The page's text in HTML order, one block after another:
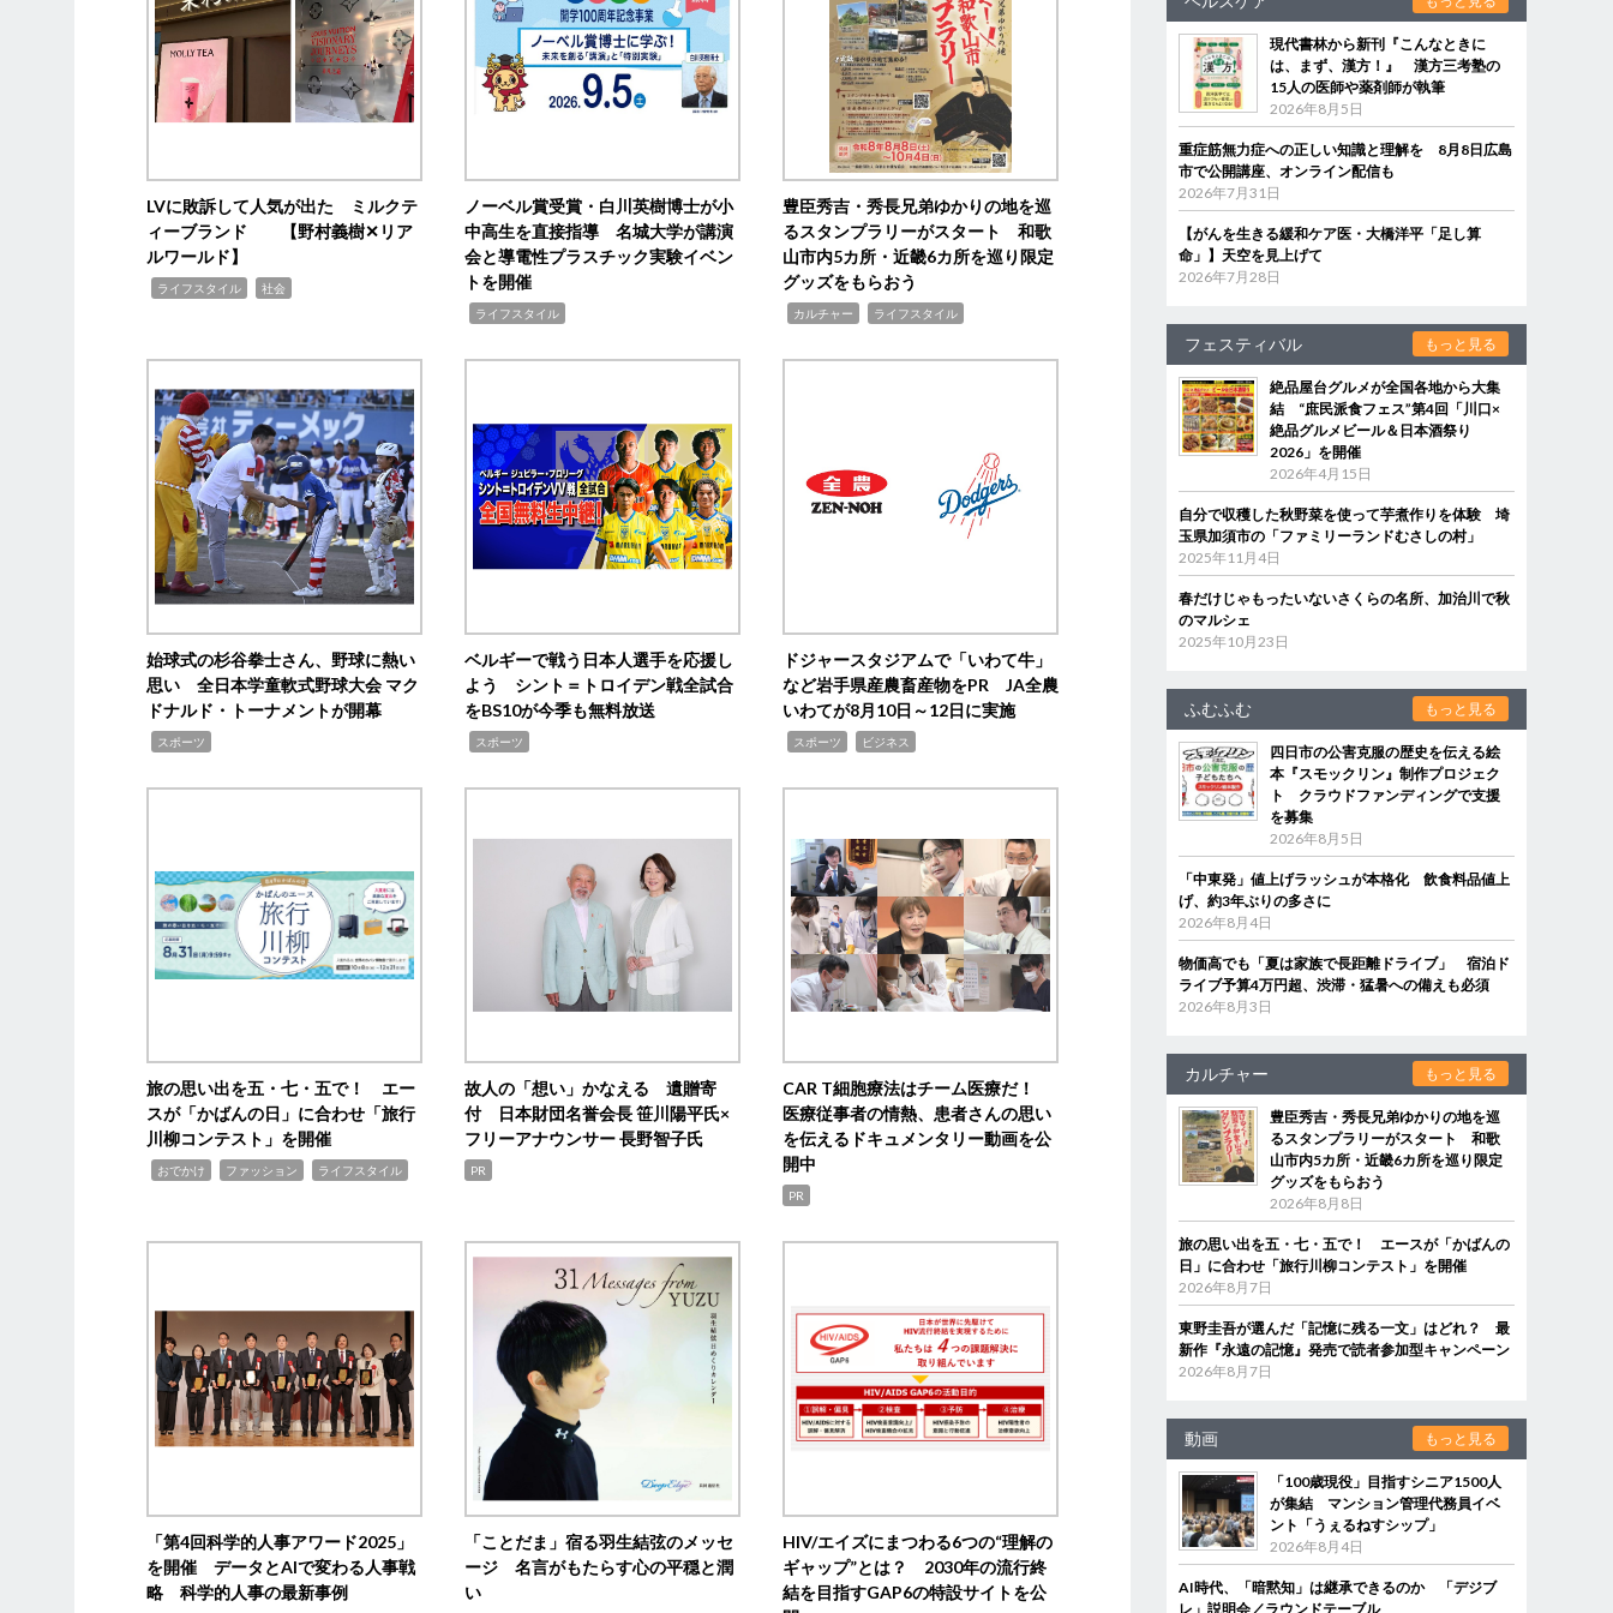
LVに敗訴して人気が出た ミルクテ
ィーブランド 【野村義樹✕リア
ルワールド】
ライフスタイル 社会
ノーベル賞受賞・白川英樹博士が小
中高生を直接指導 名城大学が講演
会と導電性プラスチック実験イベン
トを開催
ライフスタイル
豊臣秀吉・秀長兄弟ゆかりの地を巡
るスタンプラリーがスタート 和歌
山市内5カ所・近畿6カ所を巡り限定
グッズをもらおう
カルチャー ライフスタイル
始球式の杉谷拳士さん、野球に熱い
思い 全日本学童軟式野球大会 マク
ドナルド・トーナメントが開幕
スポーツ
ベルギーで戦う日本人選手を応援し
よう シント＝トロイデン戦全試合
をBS10が今季も無料放送
スポーツ
ドジャースタジアムで「いわて牛」
など岩手県産農畜産物をPR JA全農
いわてが8月10日～12日に実施
スポーツ ビジネス
旅の思い出を五・七・五で！ エー
スが「かばんの日」に合わせ「旅行
川柳コンテスト」を開催
おでかけ ファッション ライフスタイル
故人の「想い」かなえる 遺贈寄
付 日本財団名誉会長 笹川陽平氏×
フリーアナウンサー 長野智子氏
PR
CAR T細胞療法はチーム医療だ！
医療従事者の情熱、患者さんの思い
を伝えるドキュメンタリー動画を公
開中
PR
「第4回科学的人事アワード2025」
を開催 データとAIで変わる人事戦
略 科学的人事の最新事例
「ことだま」宿る羽生結弦のメッセ
ージ 名言がもたらす心の平穏と潤
い
HIV/エイズにまつわる6つの“理解の
ギャップ”とは？ 2030年の流行終
結を目指すGAP6の特設サイトを公
現代書林から新刊『こんなときに
は、まず、漢方！』 漢方三考塾の
15人の医師や薬剤師が執筆
2026年8月5日
重症筋無力症への正しい知識と理解を 8月8日広島
市で公開講座、オンライン配信も
2026年7月31日
【がんを生きる緩和ケア医・大橋洋平「足し算
命」】天空を見上げて
2026年7月28日
フェスティバル もっと見る
絶品屋台グルメが全国各地から大集
結 “庶民派食フェス”第4回「川口×
絶品グルメビール＆日本酒祭り
2026」を開催
2026年4月15日
自分で収穫した秋野菜を使って芋煮作りを体験 埼
玉県加須市の「ファミリーランドむさしの村」
2025年11月4日
春だけじゃもったいないさくらの名所、加治川で秋
のマルシェ
2025年10月23日
ふむふむ もっと見る
四日市の公害克服の歴史を伝える絵
本『スモックリン』制作プロジェク
ト クラウドファンディングで支援
を募集
2026年8月5日
「中東発」値上げラッシュが本格化 飲食料品値上
げ、約3年ぶりの多さに
2026年8月4日
物価高でも「夏は家族で長距離ドライブ」 宿泊ド
ライブ予算4万円超、渋滞・猛暑への備えも必須
2026年8月3日
カルチャー もっと見る
豊臣秀吉・秀長兄弟ゆかりの地を巡
るスタンプラリーがスタート 和歌
山市内5カ所・近畿6カ所を巡り限定
グッズをもらおう
2026年8月8日
旅の思い出を五・七・五で！ エースが「かばんの
日」に合わせ「旅行川柳コンテスト」を開催
2026年8月7日
東野圭吾が選んだ「記憶に残る一文」はどれ？ 最
新作『永遠の記憶』発売で読者参加型キャンペーン
2026年8月7日
動画 もっと見る
「100歳現役」目指すシニア1500人
が集結 マンション管理代務員イベ
ント「うぇるねすシップ」
2026年8月4日
AI時代、「暗黙知」は継承できるのか 「デジブ
レ」説明会／ラウンドテーブル